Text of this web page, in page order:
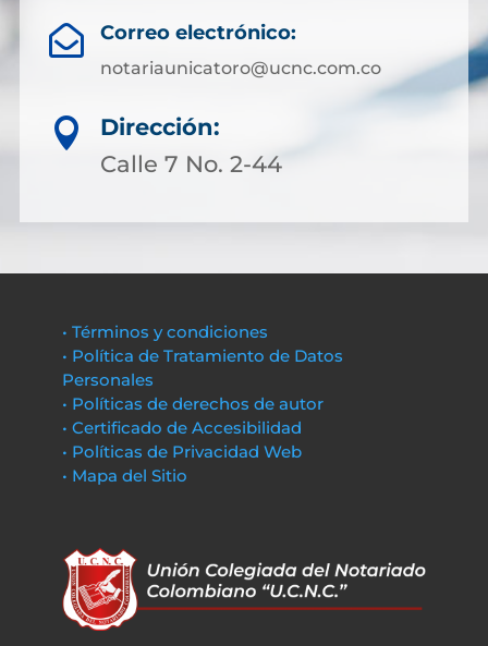
 Correo electrónico:
notariaunicatoro@ucnc.com.co

Dirección:
Calle 7 No. 2-44
• Términos y condiciones
• Política de Tratamiento de Datos
Personales
• Políticas de derechos de autor
• Certificado de Accesibilidad
• Políticas de Privacidad Web
• Mapa del Sitio